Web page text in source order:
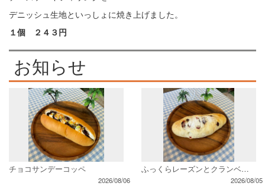
デニッシュ生地といっしょに焼き上げました。
１個 ２４３円
お知らせ
チョコサンデーコッペ
2026/08/06
ふっくらレーズンとクランベリー
2026/08/05